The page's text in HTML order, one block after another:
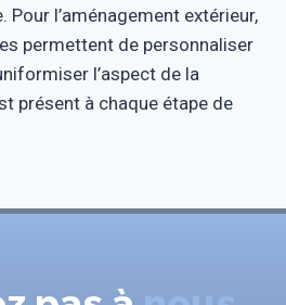
Pour l’aménagement extérieur,
permettent de personnaliser
l’aspect de la
présent à chaque étape de